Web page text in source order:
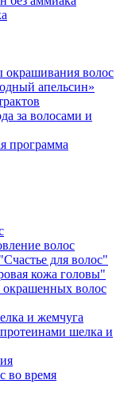
окрашивания волос
апельсин»
за волосами и
программа
волос
для волос"
кожа головы"
окрашенных волос
и жемчуга
шелка и
во время